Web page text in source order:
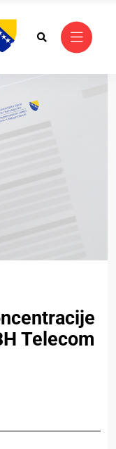
Telecom